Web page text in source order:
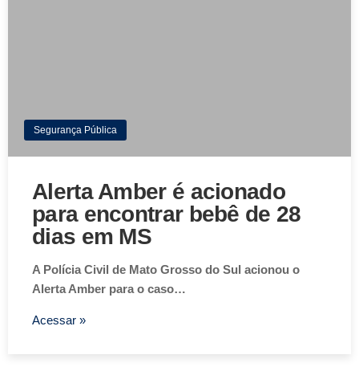
Segurança Pública
Alerta Amber é acionado
para encontrar bebê de 28
dias em MS
A Polícia Civil de Mato Grosso do Sul acionou o
Alerta Amber para o caso…
Acessar »